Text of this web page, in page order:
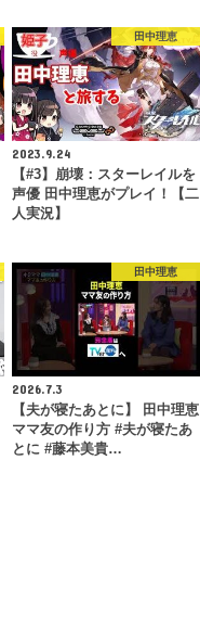
田中理恵
2023.9.24
【#3】崩壊：スターレイルを
声優 田中理恵がプレイ！【二
人実況】
田中理恵
2026.7.3
【夫が寝たあとに】 田中理恵
ママ友の作り方 #夫が寝たあ
とに #藤本美貴…